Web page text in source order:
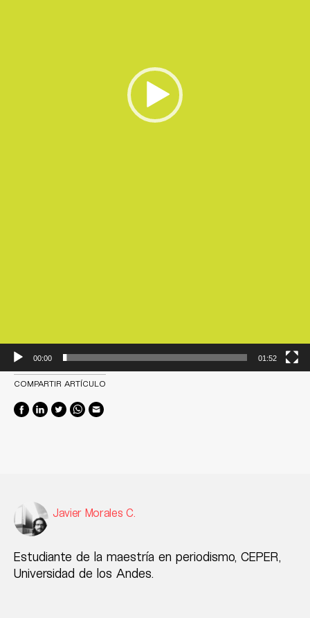
00:00 01:52
COMPARTIR ARTÍCULO
Javier Morales C.
Estudiante de la maestría en periodismo, CEPER,
Universidad de los Andes.